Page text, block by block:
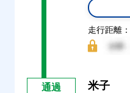
走行距離：
通過 米子